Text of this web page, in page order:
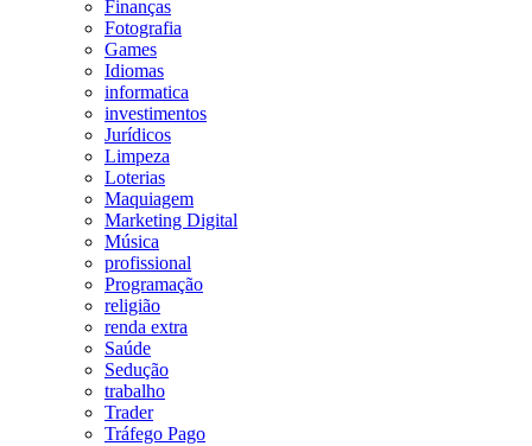
Finanças
Fotografia
Games
Idiomas
informatica
investimentos
Jurídicos
Limpeza
Loterias
Maquiagem
Marketing Digital
Música
profissional
Programação
religião
renda extra
Saúde
Sedução
trabalho
Trader
Tráfego Pago